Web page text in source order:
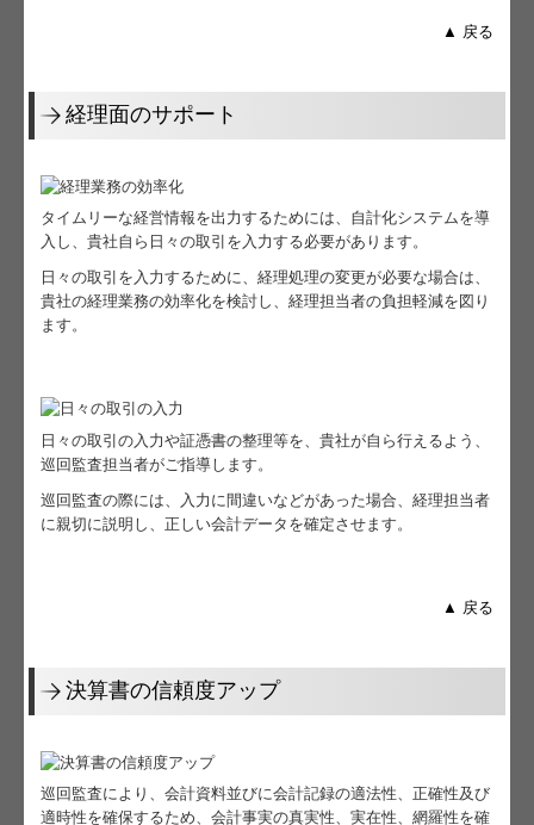
▲ 戻る
経理面のサポート
タイムリーな経営情報を出力するためには、自計化システムを導
入し、貴社自ら日々の取引を入力する必要があります。
日々の取引を入力するために、経理処理の変更が必要な場合は、
貴社の経理業務の効率化を検討し、経理担当者の負担軽減を図り
ます。
日々の取引の入力や証憑書の整理等を、貴社が自ら行えるよう、
巡回監査担当者がご指導します。
巡回監査の際には、入力に間違いなどがあった場合、経理担当者
に親切に説明し、正しい会計データを確定させます。
▲ 戻る
決算書の信頼度アップ
巡回監査により、会計資料並びに会計記録の適法性、正確性及び
適時性を確保するため、会計事実の真実性、実在性、網羅性を確